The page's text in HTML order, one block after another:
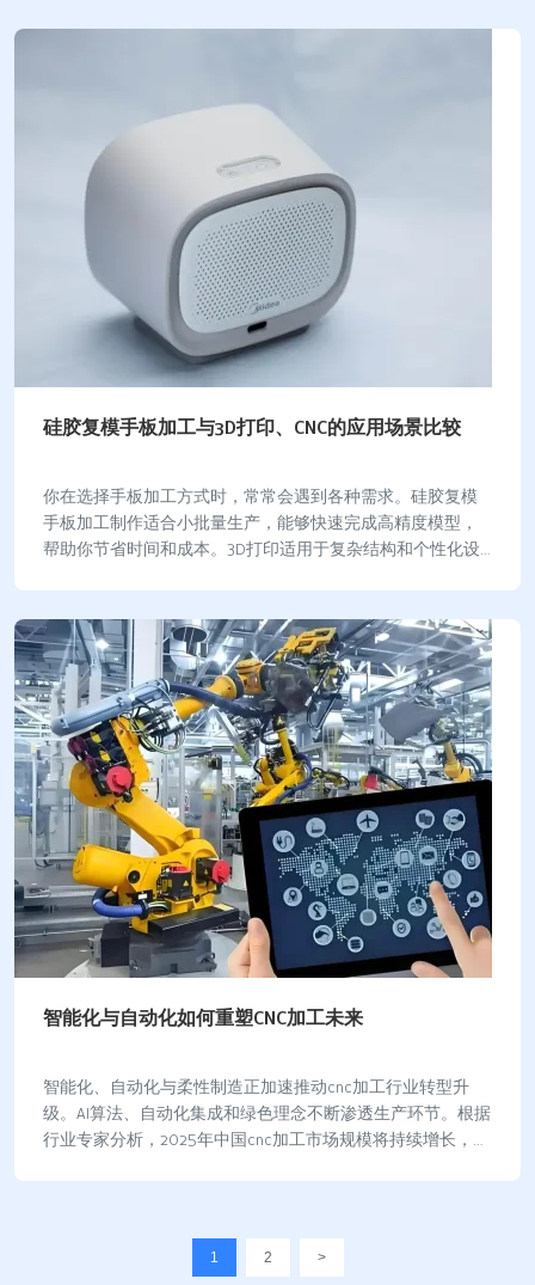
硅胶复模手板加工与3D打印、CNC的应用场景比较
你在选择手板加工方式时，常常会遇到各种需求。硅胶复模
手板加工制作适合小批量生产，能够快速完成高精度模型，
帮助你节省时间和成本。3D打印适用于复杂结构和个性化设
智能化与自动化如何重塑CNC加工未来
智能化、自动化与柔性制造正加速推动cnc加工行业转型升
级。AI算法、自动化集成和绿色理念不断渗透生产环节。根据
行业专家分析，2025年中国cnc加工市场规模将持续增长，行
1 2 >